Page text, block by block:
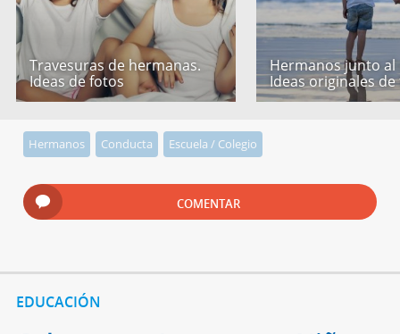
Travesuras de hermanas.
Ideas de fotos
Hermanos junto al
Ideas originales
Hermanos Conducta Escuela / Colegio
COMENTAR
EDUCACIÓN